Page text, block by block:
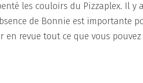
les couloirs du Pizzaplex. Il y
de Bonnie est importante
en revue tout ce que vous pouvez